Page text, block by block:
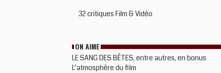
32 critiques Film & Vidéo
ON AIME
LE SANG DES BÊTES, entre autres, en bonus
L’atmosphère du film